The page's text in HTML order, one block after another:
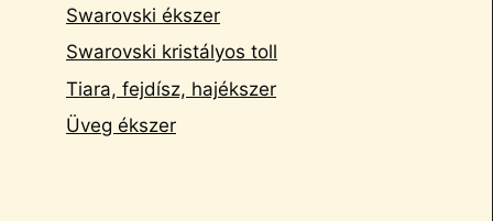
Swarovski ékszer
Swarovski kristályos toll
Tiara, fejdísz, hajékszer
Üveg ékszer